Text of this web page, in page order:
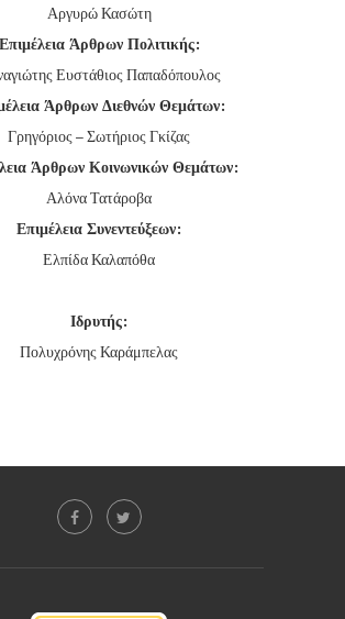
Αργυρώ Κασώτη
Επιμέλεια Άρθρων Πολιτικής:
Ευστάθιος Παπαδόπουλος
Άρθρων Διεθνών Θεμάτων:
Γρηγόριος – Σωτήριος Γκίζας
Άρθρων Κοινωνικών Θεμάτων:
Αλόνα Τατάροβα
Επιμέλεια Συνεντεύξεων:
Ελπίδα Καλαπόθα
Ιδρυτής:
Πολυχρόνης Καράμπελας